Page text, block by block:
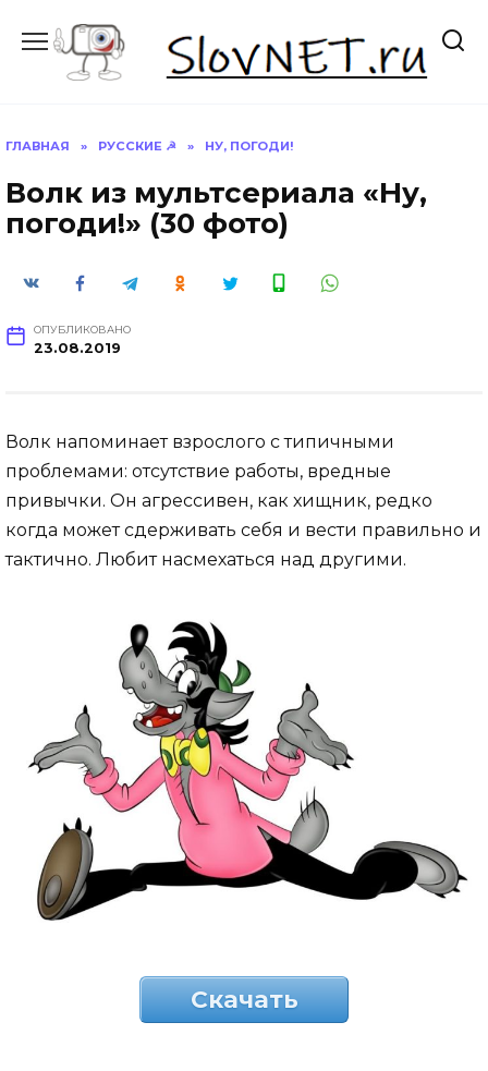
содержанию
ГЛАВНАЯ » РУССКИЕ ☭ » НУ, ПОГОДИ!
Волк из мультсериала «Ну,
погоди!» (30 фото)
ОПУБЛИКОВАНО
23.08.2019
Волк напоминает взрослого с типичными
проблемами: отсутствие работы, вредные
привычки. Он агрессивен, как хищник, редко
когда может сдерживать себя и вести правильно и
тактично. Любит насмехаться над другими.
Скачать